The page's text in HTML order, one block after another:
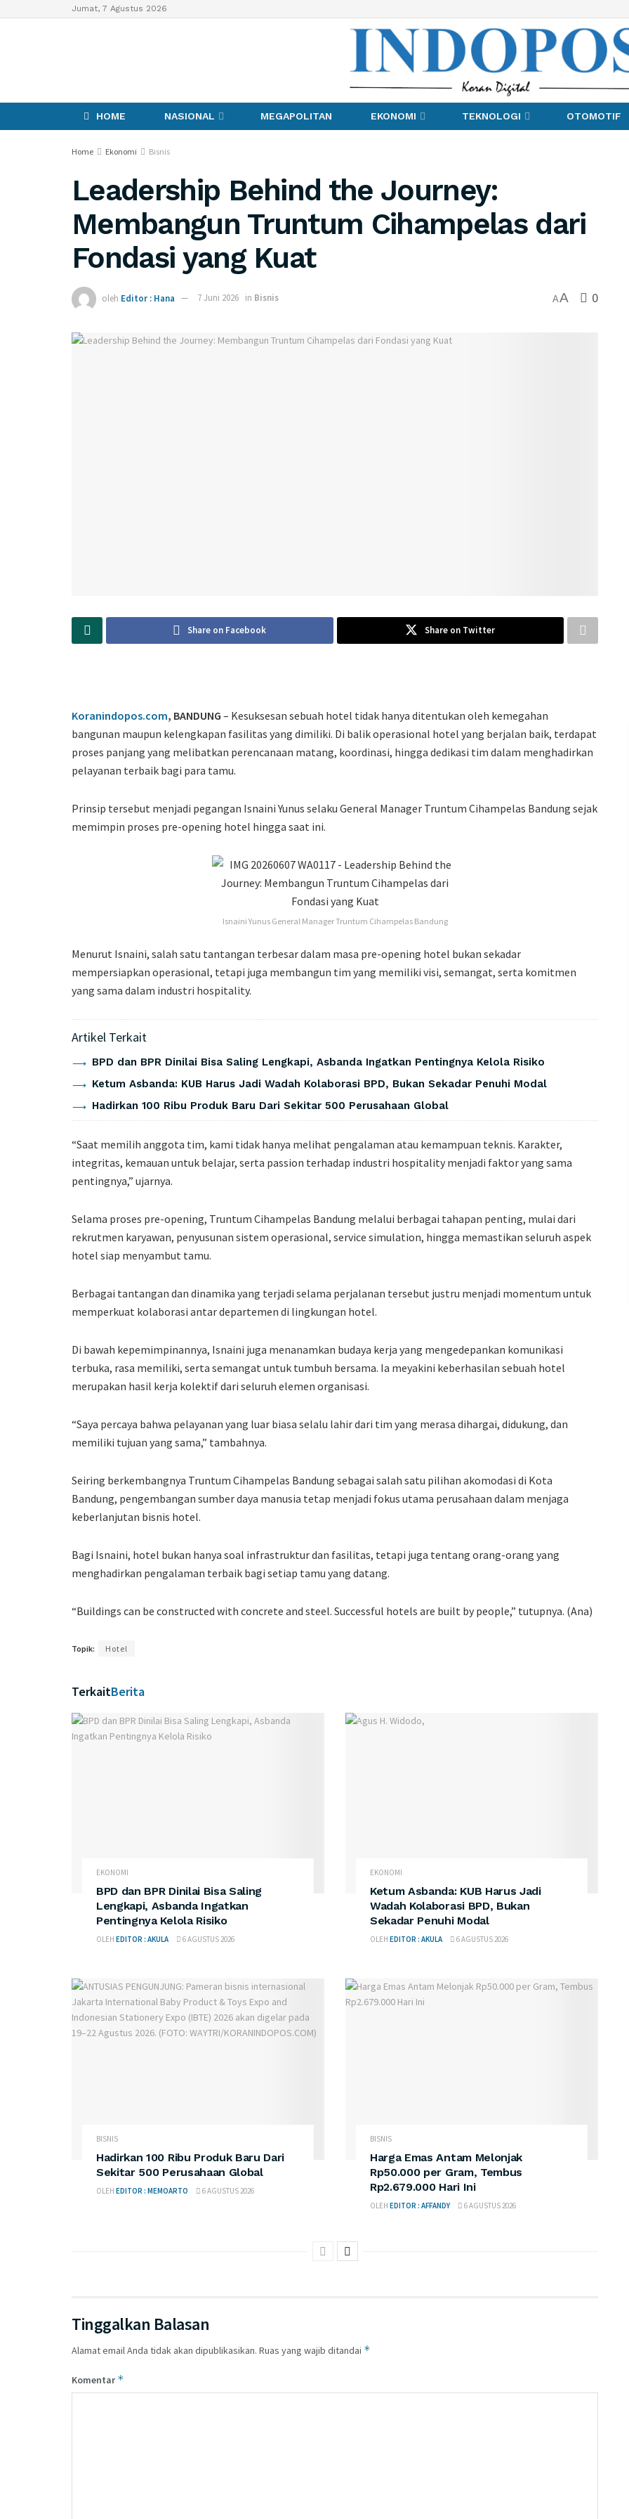
Jumat, 7 Agustus 2026
HOME NASIONAL MEGAPOLITAN EKONOMI TEKNOLOGI OTOMOTIF
Home Ekonomi Bisnis
Leadership Behind the Journey:
Membangun Truntum Cihampelas dari
Fondasi yang Kuat
oleh Editor : Hana 7 Juni 2026 in Bisnis AA 0
Share on Facebook Share on Twitter
Koranindopos.com, BANDUNG – Kesuksesan sebuah hotel tidak hanya ditentukan oleh kemegahan
bangunan maupun kelengkapan fasilitas yang dimiliki. Di balik operasional hotel yang berjalan baik, terdapat
proses panjang yang melibatkan perencanaan matang, koordinasi, hingga dedikasi tim dalam menghadirkan
pelayanan terbaik bagi para tamu.
Prinsip tersebut menjadi pegangan Isnaini Yunus selaku General Manager Truntum Cihampelas Bandung sejak
memimpin proses pre-opening hotel hingga saat ini.
Isnaini Yunus General Manager Truntum Cihampelas Bandung
Menurut Isnaini, salah satu tantangan terbesar dalam masa pre-opening hotel bukan sekadar
mempersiapkan operasional, tetapi juga membangun tim yang memiliki visi, semangat, serta komitmen
yang sama dalam industri hospitality.
Artikel Terkait
BPD dan BPR Dinilai Bisa Saling Lengkapi, Asbanda Ingatkan Pentingnya Kelola Risiko
Ketum Asbanda: KUB Harus Jadi Wadah Kolaborasi BPD, Bukan Sekadar Penuhi Modal
Hadirkan 100 Ribu Produk Baru Dari Sekitar 500 Perusahaan Global
“Saat memilih anggota tim, kami tidak hanya melihat pengalaman atau kemampuan teknis. Karakter,
integritas, kemauan untuk belajar, serta passion terhadap industri hospitality menjadi faktor yang sama
pentingnya,” ujarnya.
Selama proses pre-opening, Truntum Cihampelas Bandung melalui berbagai tahapan penting, mulai dari
rekrutmen karyawan, penyusunan sistem operasional, service simulation, hingga memastikan seluruh aspek
hotel siap menyambut tamu.
Berbagai tantangan dan dinamika yang terjadi selama perjalanan tersebut justru menjadi momentum untuk
memperkuat kolaborasi antar departemen di lingkungan hotel.
Di bawah kepemimpinannya, Isnaini juga menanamkan budaya kerja yang mengedepankan komunikasi
terbuka, rasa memiliki, serta semangat untuk tumbuh bersama. Ia meyakini keberhasilan sebuah hotel
merupakan hasil kerja kolektif dari seluruh elemen organisasi.
“Saya percaya bahwa pelayanan yang luar biasa selalu lahir dari tim yang merasa dihargai, didukung, dan
memiliki tujuan yang sama,” tambahnya.
Seiring berkembangnya Truntum Cihampelas Bandung sebagai salah satu pilihan akomodasi di Kota
Bandung, pengembangan sumber daya manusia tetap menjadi fokus utama perusahaan dalam menjaga
keberlanjutan bisnis hotel.
Bagi Isnaini, hotel bukan hanya soal infrastruktur dan fasilitas, tetapi juga tentang orang-orang yang
menghadirkan pengalaman terbaik bagi setiap tamu yang datang.
“Buildings can be constructed with concrete and steel. Successful hotels are built by people,” tutupnya. (Ana)
Topik: Hotel
TerkaitBerita
EKONOMI
BPD dan BPR Dinilai Bisa Saling
Lengkapi, Asbanda Ingatkan
Pentingnya Kelola Risiko
OLEH EDITOR : AKULA 6 AGUSTUS 2026
EKONOMI
Ketum Asbanda: KUB Harus Jadi
Wadah Kolaborasi BPD, Bukan
Sekadar Penuhi Modal
OLEH EDITOR : AKULA 6 AGUSTUS 2026
BISNIS
Hadirkan 100 Ribu Produk Baru Dari
Sekitar 500 Perusahaan Global
OLEH EDITOR : MEMOARTO 6 AGUSTUS 2026
BISNIS
Harga Emas Antam Melonjak
Rp50.000 per Gram, Tembus
Rp2.679.000 Hari Ini
OLEH EDITOR : AFFANDY 6 AGUSTUS 2026
Tinggalkan Balasan
Alamat email Anda tidak akan dipublikasikan. Ruas yang wajib ditandai *
Komentar*